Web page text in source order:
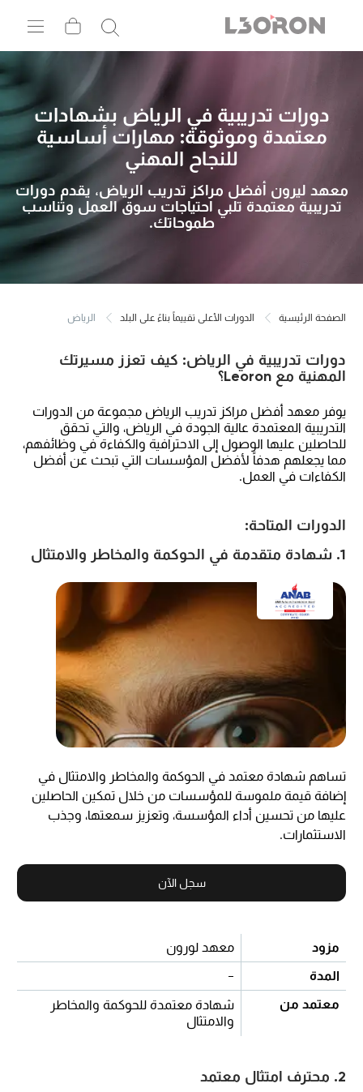
دورات تدريبية في الرياض بشهادات
معتمدة وموثوقة: مهارات أساسية
للنجاح المهني
معهد ليرون أفضل مراكز تدريب الرياض، يقدم دورات
تدريبية معتمدة تلبي احتياجات سوق العمل وتناسب
طموحاتك.
الصفحة الرئيسية الدورات الأعلى تقييماً بناءً على البلد الرياض
دورات تدريبية في الرياض: كيف تعزز مسيرتك
المهنية مع Leoron؟
يوفر معهد أفضل مراكز تدريب الرياض مجموعة من الدورات
التدريبية المعتمدة عالية الجودة في الرياض، والتي تحقق
للحاصلين عليها الوصول إلى الاحترافية والكفاءة في وظائفهم،
مما يجعلهم هدفاً لأفضل المؤسسات التي تبحث عن أفضل
الكفاءات في العمل.
الدورات المتاحة:
1. شهادة متقدمة في الحوكمة والمخاطر والامتثال
تساهم شهادة معتمد في الحوكمة والمخاطر والامتثال في
إضافة قيمة ملموسة للمؤسسات من خلال تمكين الحاصلين
عليها من تحسين أداء المؤسسة، وتعزيز سمعتها، وجذب
الاستثمارات.
سجل الآن
مزود
معهد لورون
المدة
-
معتمد من
شهادة معتمدة للحوكمة والمخاطر
والامتثال
2. محترف امتثال معتمد